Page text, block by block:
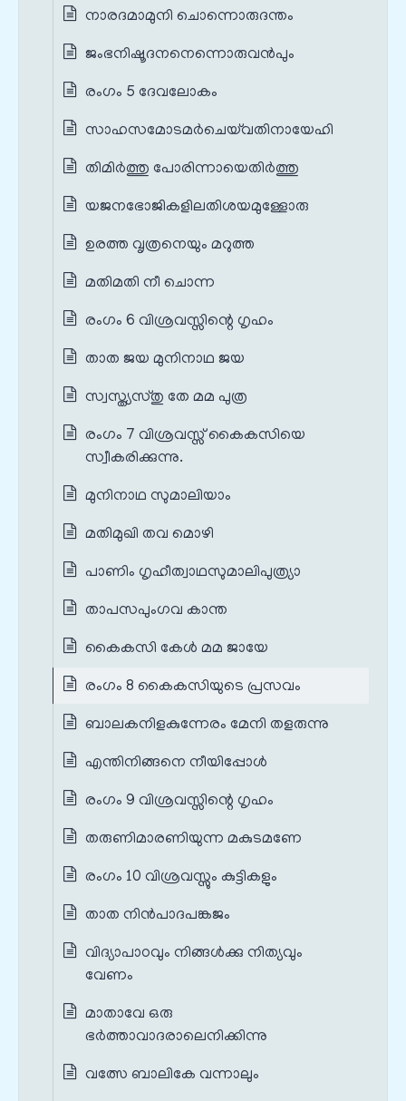
നാരദമാമുനി ചൊന്നൊരുദന്തം
ജംഭനിഷൂദനനെന്നൊരുവൻപും
രംഗം 5 ദേവലോകം
സാഹസമോടമർചെയ്‌വതിനായേഹി
തിമിർത്തു പോരിന്നായെതിർത്തു
യജനഭോജികളിലതിശയമുള്ളോരു
ഉരത്ത വൃത്രനെയും മറുത്ത
മതിമതി നീ ചൊന്ന
രംഗം 6 വിശ്രവസ്സിന്റെ ഗൃഹം
താത ജയ മുനിനാഥ ജയ
സ്വസ്ത്യസ്തു തേ മമ പുത്ര
രംഗം 7 വിശ്രവസ്സ് കൈകസിയെ
സ്വീകരിക്കുന്നു.
മുനിനാഥ സുമാലിയാം
മതിമുഖി തവ മൊഴി
പാണിം ഗൃഹീത്വാഥസുമാലിപുത്ര്യാ
താപസപുംഗവ കാന്ത
കൈകസി കേൾ മമ ജായേ
രംഗം 8 കൈകസിയുടെ പ്രസവം
ബാലകനിളകുന്നേരം മേനി തളരുന്നു
എന്തിനിങ്ങനെ നീയിപ്പോൾ
രംഗം 9 വിശ്രവസ്സിന്റെ ഗൃഹം
തരുണിമാരണിയുന്ന മകുടമണേ
രംഗം 10 വിശ്രവസ്സും കുട്ടികളും
താത നിൻപാദപങ്കജം
വിദ്യാപാഠവും നിങ്ങൾക്കു നിത്യവും
വേണം
മാതാവേ ഒരു
ഭർത്താവാദരാലെനിക്കിന്നു
വത്സേ ബാലികേ വന്നാലും